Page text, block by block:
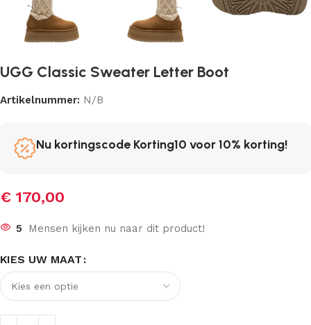
UGG Classic Sweater Letter Boot
Artikelnummer: N/B
Nu kortingscode Korting10 voor 10% korting!
€ 170,00
5 Mensen kijken nu naar dit product!
KIES UW MAAT